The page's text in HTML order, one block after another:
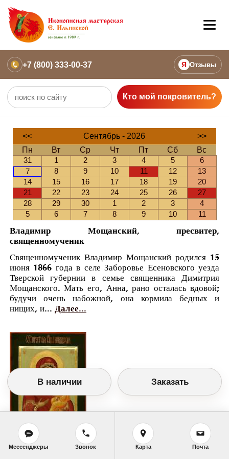
+7 (800) 333-00-37 Я Отзывы
Кто мой покровитель?
<< Сентябрь - 2026
>>
Пн
Вт Ср Чт Пт Сб
Вс
31
1 2 3 4 5
6
7
8 9 10 11 12
13
14
15 16 17 18 19
20
21
22 23 24 25 26
27
28
29 30 1 2 3
4
5
6 7 8 9 10 11
Владимир Мощанский, пресвитер,
священномученик
Священномученик Владимир Мощанский родился 15
июня 1866 года в селе Заборовье Есеновского уезда
Тверской губернии в семье священника Димитрия
Мощанского. Мать его, Анна, рано осталась вдовой;
будучи очень набожной, она кормила бедных и
нищих, и... Далее...
В наличии Заказать
Мессенджеры Звонок Карта Почта